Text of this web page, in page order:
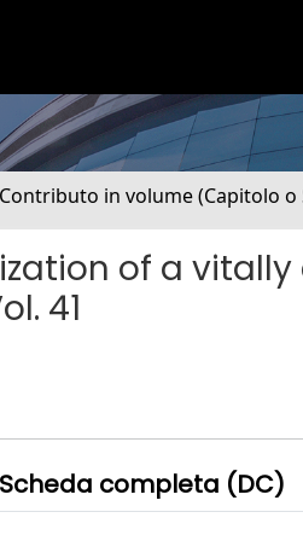
in volume (Capitolo o
of a
41
Scheda completa (DC)